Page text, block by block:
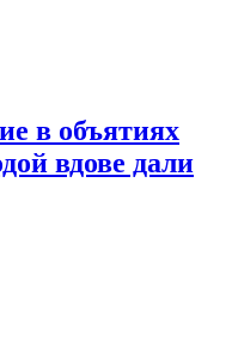
в объятиях
вдове дали